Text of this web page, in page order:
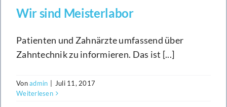
Wir sind Meisterlabor
Patienten und Zahnärzte umfassend über
Zahntechnik zu informieren. Das ist [...]
Vonadmin
Juli 11, 2017
Weiterlesen